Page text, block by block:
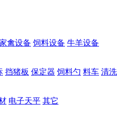
禽设备 饲料设备 牛羊设备
挡猪板 保定器 饲料勺 料车 清
电子天平 其它